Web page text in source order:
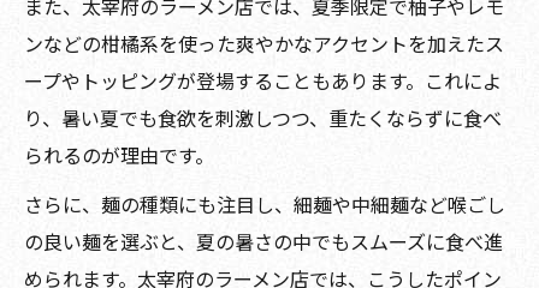
また、太宰府のラーメン店では、夏季限定で柚子やレモ
ンなどの柑橘系を使った爽やかなアクセントを加えたス
ープやトッピングが登場することもあります。これによ
り、暑い夏でも食欲を刺激しつつ、重たくならずに食べ
られるのが理由です。
さらに、麺の種類にも注目し、細麺や中細麺など喉ごし
の良い麺を選ぶと、夏の暑さの中でもスムーズに食べ進
められます。太宰府のラーメン店では、こうしたポイン